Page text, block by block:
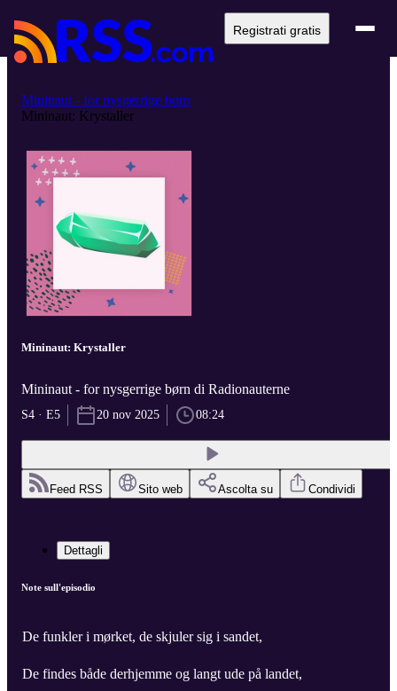
Registrati gratis
Mininaut - for nysgerrige børn
Mininaut: Krystaller
Mininaut: Krystaller
Mininaut - for nysgerrige børn di Radionauterne
S4 · E5 20 nov 2025 08:24
Feed RSS Sito web Ascolta su Condividi
Dettagli
Note sull'episodio
De funkler i mørket, de skjuler sig i sandet,
De findes både derhjemme og langt ude på landet,